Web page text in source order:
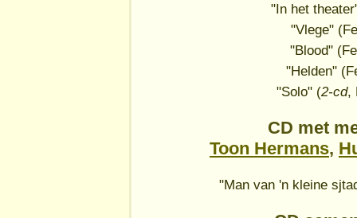
"In het
"Vlege"
"Blood"
"Helden"
"Solo" (2-cd,
CD met
Toon Hermans,
"Man van 'n kleine